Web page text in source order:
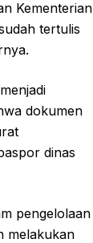
Kementerian
tertulis
dokumen
dinas
pengelolaan
melakukan